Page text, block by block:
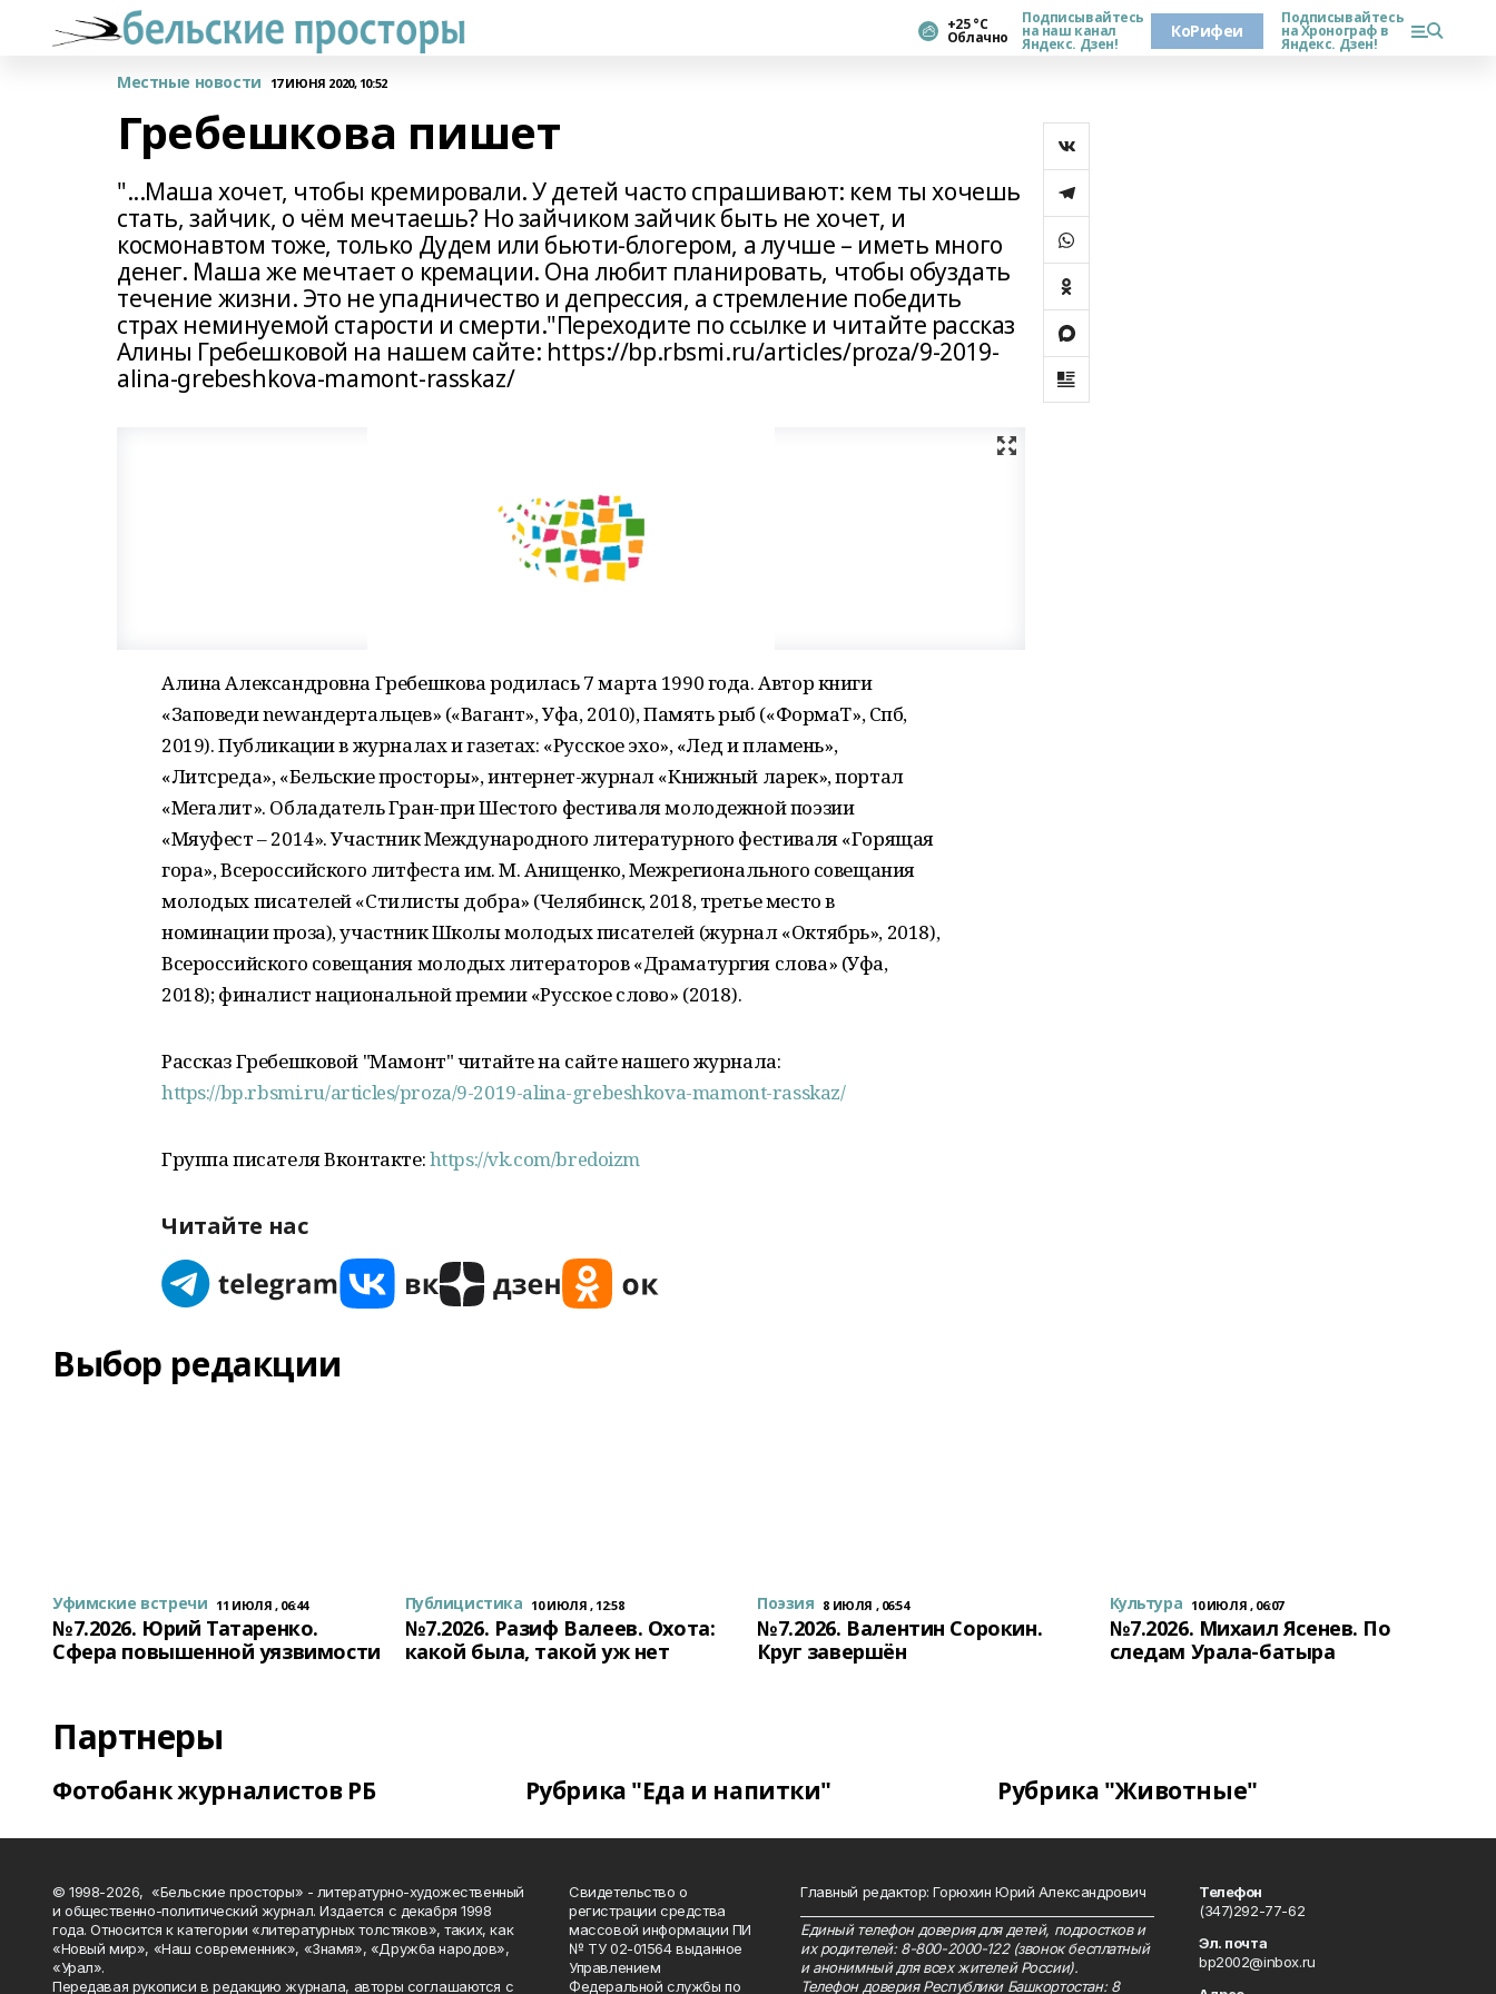
+25 °С
Облачно
Подписывайтесь
на наш канал
Яндекс. Дзен!
КоРифеи
Подписывайтесь
на Хронограф в
Яндекс. Дзен!
Местные новости 17 ИЮНЯ 2020, 10:52
Гребешкова пишет
"...Маша хочет, чтобы кремировали. У детей часто спрашивают: кем ты хочешь
стать, зайчик, о чём мечтаешь? Но зайчиком зайчик быть не хочет, и
космонавтом тоже, только Дудем или бьюти-блогером, а лучше – иметь много
денег. Маша же мечтает о кремации. Она любит планировать, чтобы обуздать
течение жизни. Это не упадничество и депрессия, а стремление победить
страх неминуемой старости и смерти."Переходите по ссылке и читайте рассказ
Алины Гребешковой на нашем сайте: https://bp.rbsmi.ru/articles/proza/9-2019-
alina-grebeshkova-mamont-rasskaz/
Алина Александровна Гребешкова родилась 7 марта 1990 года. Автор книги
«Заповеди newандертальцев» («Вагант», Уфа, 2010), Память рыб («ФормаТ», Спб,
2019). Публикации в журналах и газетах: «Русское эхо», «Лед и пламень»,
«Литсреда», «Бельские просторы», интернет-журнал «Книжный ларек», портал
«Мегалит». Обладатель Гран-при Шестого фестиваля молодежной поэзии
«Мяуфест – 2014». Участник Международного литературного фестиваля «Горящая
гора», Всероссийского литфеста им. М. Анищенко, Межрегионального совещания
молодых писателей «Стилисты добра» (Челябинск, 2018, третье место в
номинации проза), участник Школы молодых писателей (журнал «Октябрь», 2018),
Всероссийского совещания молодых литераторов «Драматургия слова» (Уфа,
2018); финалист национальной премии «Русское слово» (2018).
Рассказ Гребешковой "Мамонт" читайте на сайте нашего журнала:
https://bp.rbsmi.ru/articles/proza/9-2019-alina-grebeshkova-mamont-rasskaz/
Группа писателя Вконтакте:https://vk.com/bredoizm
Читайте нас
Выбор редакции
Уфимские встречи 11 ИЮЛЯ , 06:44
№7.2026. Юрий Татаренко.
Сфера повышенной уязвимости
Публицистика 10 ИЮЛЯ , 12:58
№7.2026. Разиф Валеев. Охота:
какой была, такой уж нет
Поэзия 8 ИЮЛЯ , 06:54
№7.2026. Валентин Сорокин.
Круг завершён
Культура 10 ИЮЛЯ , 06:07
№7.2026. Михаил Ясенев. По
следам Урала-батыра
Партнеры
Фотобанк журналистов РБ Рубрика "Еда и напитки" Рубрика "Животные"
© 1998-2026, «Бельские просторы» - литературно-художественный
и общественно-политический журнал. Издается с декабря 1998
года. Относится к категории «литературных толстяков», таких, как
«Новый мир», «Наш современник», «Знамя», «Дружба народов»,
«Урал».
Передавая рукописи в редакцию журнала, авторы соглашаются с
Свидетельство о
регистрации средства
массовой информации ПИ
№ ТУ 02-01564 выданное
Управлением
Федеральной службы по
Главный редактор: Горюхин Юрий Александрович
Единый телефон доверия для детей, подростков и
их родителей: 8-800-2000-122 (звонок бесплатный
и анонимный для всех жителей России).
Телефон доверия Республики Башкортостан: 8
Телефон
(347)292-77-62
Эл. почта
bp2002@inbox.ru